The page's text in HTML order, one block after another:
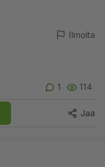
Ilmoita
1 114
Jaa